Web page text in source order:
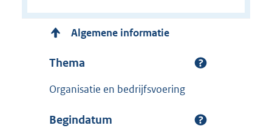
Algemene informatie
Thema
Organisatie en bedrijfsvoering
Begindatum